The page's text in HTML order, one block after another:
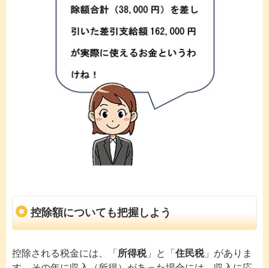
控除額についても把握しよう
控除される税金には、「 所得税」と「 住民税」がありま